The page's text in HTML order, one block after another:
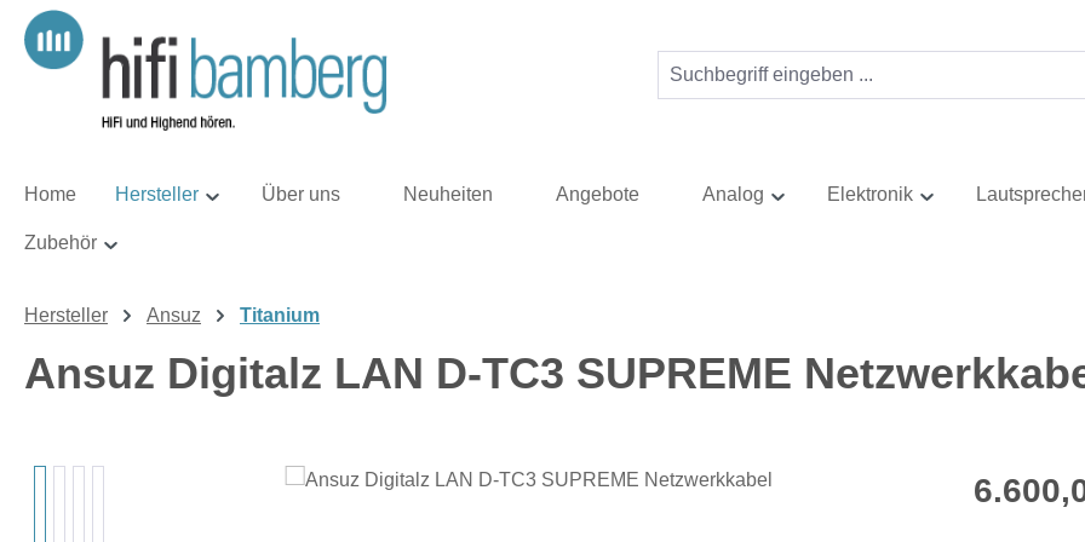
Hauptinhalt springen
Zur Suche springen
Zur Hauptnavigation springen
Home Hersteller Über uns Neuheiten Angebote Analog Elektronik
Zubehör
Hersteller Ansuz Titanium
Ansuz Digitalz LAN D-TC3 SUPREME
Regulärer